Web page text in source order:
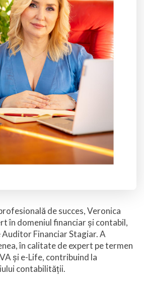
de succes, Veronica
în domeniul financiar și contabil,
Financiar Stagiar. A
în calitate de expert pe termen
și e-Life, contribuind la
contabilității.